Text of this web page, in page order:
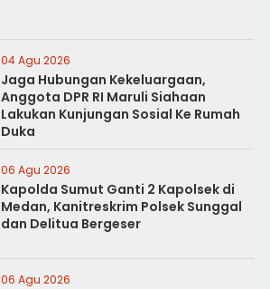
04 Agu 2026
Jaga Hubungan Kekeluargaan,
Anggota DPR RI Maruli Siahaan
Lakukan Kunjungan Sosial Ke Rumah
Duka
06 Agu 2026
Kapolda Sumut Ganti 2 Kapolsek di
Medan, Kanitreskrim Polsek Sunggal
dan Delitua Bergeser
06 Agu 2026